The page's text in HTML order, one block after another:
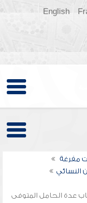
English
مفرغة
النسائي
عدة الحامل المتوفى